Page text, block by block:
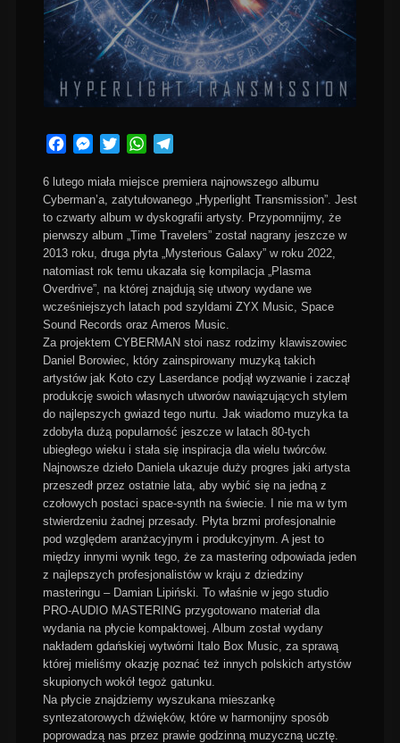
FacebookMessenger
TwitterWhatsApp
6 lutego miała miejsce premiera najnowszego albumu
Cyberman’a, zatytułowanego „Hyperlight Transmission”. Jest
to czwarty album w dyskografii artysty. Przypomnijmy, że
pierwszy album „Time Travelers” został nagrany jeszcze w
2013 roku, druga płyta „Mysterious Galaxy” w roku 2022,
natomiast rok temu ukazała się kompilacja „Plasma
Overdrive”, na której znajdują się utwory wydane we
wcześniejszych latach pod szyldami ZYX Music, Space
Sound Records oraz Ameros Music.
Za projektem CYBERMAN stoi nasz rodzimy klawiszowiec
Daniel Borowiec, który zainspirowany muzyką takich
artystów jak Koto czy Laserdance podjął wyzwanie i zaczął
produkcję swoich własnych utworów nawiązujących stylem
do najlepszych gwiazd tego nurtu. Jak wiadomo muzyka ta
zdobyła dużą popularność jeszcze w latach 80-tych
ubiegłego wieku i stała się inspiracja dla wielu twórców.
Najnowsze dzieło Daniela ukazuje duży progres jaki artysta
przeszedł przez ostatnie lata, aby wybić się na jedną z
czołowych postaci space-synth na świecie. I nie ma w tym
stwierdzeniu żadnej przesady. Płyta brzmi profesjonalnie
pod względem aranżacyjnym i produkcyjnym. A jest to
między innymi wynik tego, że za mastering odpowiada jeden
z najlepszych profesjonalistów w kraju z dziedziny
masteringu – Damian Lipiński. To właśnie w jego studio
PRO-AUDIO MASTERING przygotowano materiał dla
wydania na płycie kompaktowej. Album został wydany
nakładem gdańskiej wytwórni Italo Box Music, za sprawą
której mieliśmy okazję poznać też innych polskich artystów
skupionych wokół tegoż gatunku.
Na płycie znajdziemy wyszukana mieszankę
syntezatorowych dźwięków, które w harmonijny sposób
poprowadzą nas przez prawie godzinną muzyczną ucztę.